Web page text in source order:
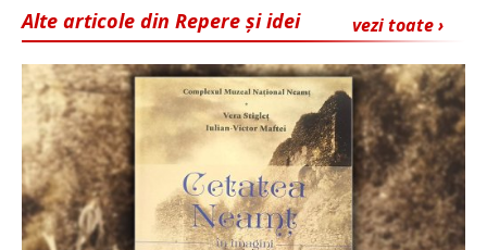
vezi toate ›
Alte articole din Repere și idei